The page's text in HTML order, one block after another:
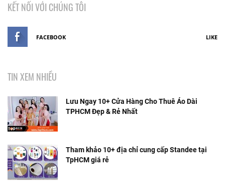
KẾT NỐI VỚI CHÚNG TÔI
FACEBOOK LIKE
TIN XEM NHIỀU
Lưu Ngay 10+ Cửa Hàng Cho Thuê Áo Dài
TPHCM Đẹp & Rẻ Nhất
Tham khảo 10+ địa chỉ cung cấp Standee tại
TpHCM giá rẻ